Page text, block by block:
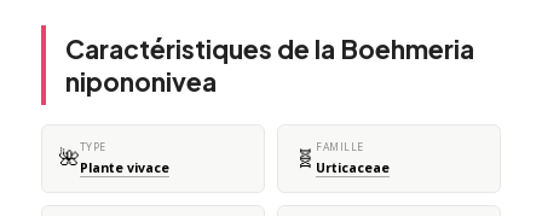
Caractéristiques de la Boehmeria
nipononivea
🌺TYPE
Plante vivace 🧬 FAMILLE
Urticaceae